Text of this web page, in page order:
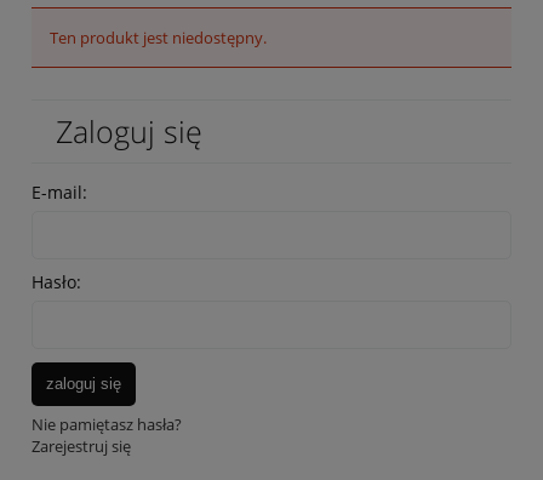
Ten produkt jest niedostępny.
Zaloguj się
E-mail:
Hasło:
zaloguj się
Nie pamiętasz hasła?
Zarejestruj się